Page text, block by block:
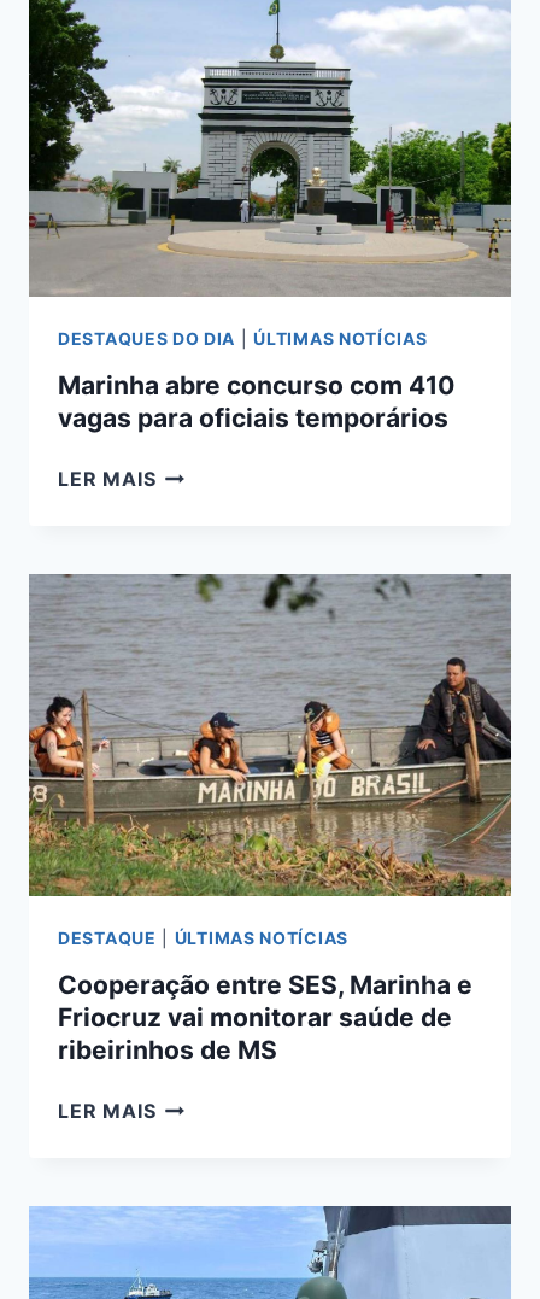
ACORDO
PARA
PRESTAR
ASSISTÊNCIA
À
POPULAÇÃO
RIBEIRINHA
DESTAQUES DO DIA |ÚLTIMAS NOTÍCIAS
Marinha abre concurso com 410
vagas para oficiais temporários
LER MAISMARINHA
410
VAGAS
PARA
OFICIAIS
TEMPORÁRIOS
DESTAQUE ÚLTIMAS NOTÍCIAS
Cooperação entre SES, Marinha e
Friocruz vai monitorar saúde de
ribeirinhos de MS
LER MAISCOOPERAÇÃO
VAI